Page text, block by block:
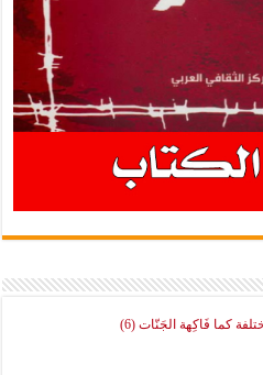
كما فَاكِهة الجَنّات (6)